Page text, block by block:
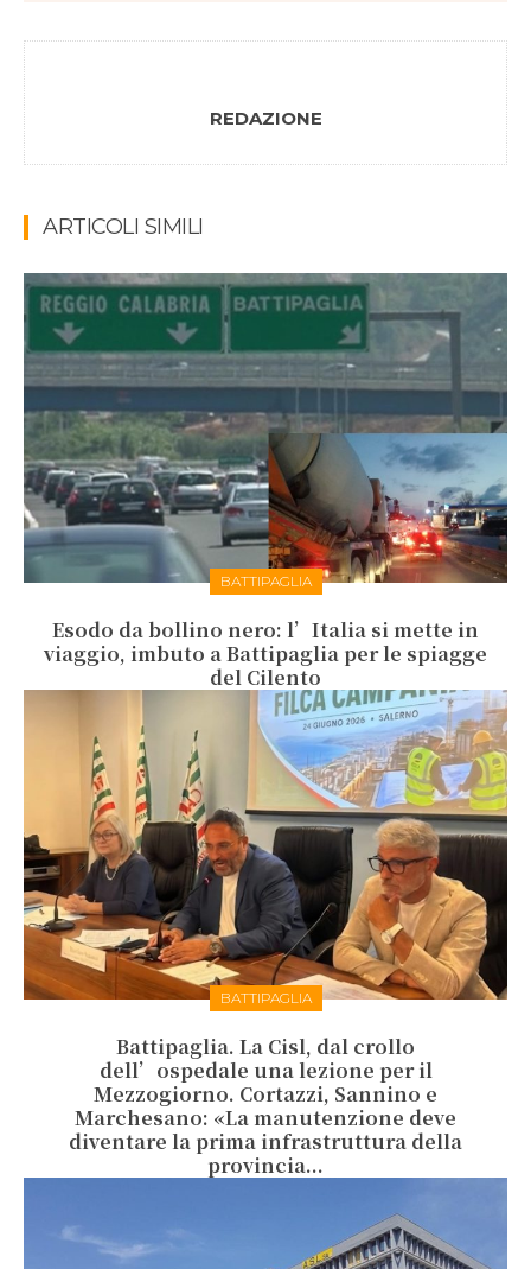
REDAZIONE
ARTICOLI SIMILI
BATTIPAGLIA
Esodo da bollino nero: l’Italia si mette in
viaggio, imbuto a Battipaglia per le spiagge
del Cilento
BATTIPAGLIA
Battipaglia. La Cisl, dal crollo
dell’ospedale una lezione per il
Mezzogiorno. Cortazzi, Sannino e
Marchesano: «La manutenzione deve
diventare la prima infrastruttura della
provincia...